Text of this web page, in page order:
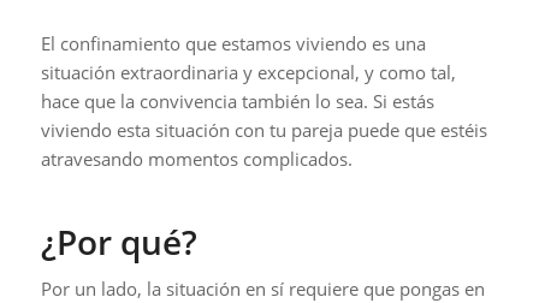
El confinamiento que estamos viviendo es una
situación extraordinaria y excepcional, y como tal,
hace que la convivencia también lo sea. Si estás
viviendo esta situación con tu pareja puede que estéis
atravesando momentos complicados.
¿Por qué?
Por un lado, la situación en sí requiere que pongas en